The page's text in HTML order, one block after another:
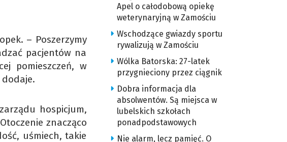
– Poszerzymy
pacjentów na
pomieszczeń, w
hospicjum,
znacząco
uśmiech, takie
Apel o całodobową opiekę
weterynaryjną w Zamościu
Wschodzące gwiazdy sportu
rywalizują w Zamościu
Wólka Batorska: 27-latek
przygnieciony przez ciągnik
Dobra informacja dla
absolwentów. Są miejsca w
lubelskich szkołach
ponadpodstawowych
Nie alarm, lecz pamięć. O